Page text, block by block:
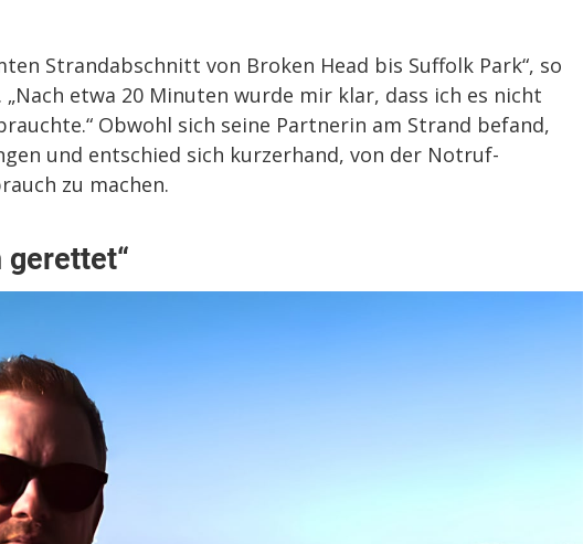
Strandabschnitt von Broken Head bis Suffolk Park“, so
. „Nach etwa 20 Minuten wurde mir klar, dass ich es nicht
Obwohl sich seine Partnerin am Strand befand,
und entschied sich kurzerhand, von der Notruf-
zu machen.
gerettet“